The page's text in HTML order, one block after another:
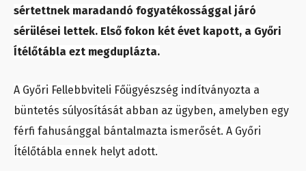
sértettnek maradandó fogyatékossággal járó
sérülései lettek. Első fokon két évet kapott, a Győri
Ítélőtábla ezt megduplázta.
A Győri Fellebbviteli Főügyészség indítványozta a
büntetés súlyosítását abban az ügyben, amelyben egy
férfi fahusánggal bántalmazta ismerősét. A Győri
Ítélőtábla ennek helyt adott.